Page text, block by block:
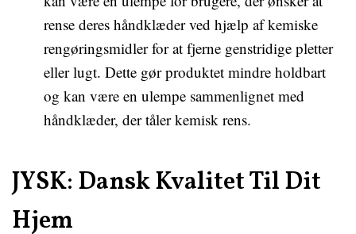
rense deres håndklæder ved hjælp af kemiske
rengøringsmidler for at fjerne genstridige pletter
eller lugt. Dette gør produktet mindre holdbart
og kan være en ulempe sammenlignet med
håndklæder, der tåler kemisk rens.
JYSK: Dansk Kvalitet Til Dit
Hjem